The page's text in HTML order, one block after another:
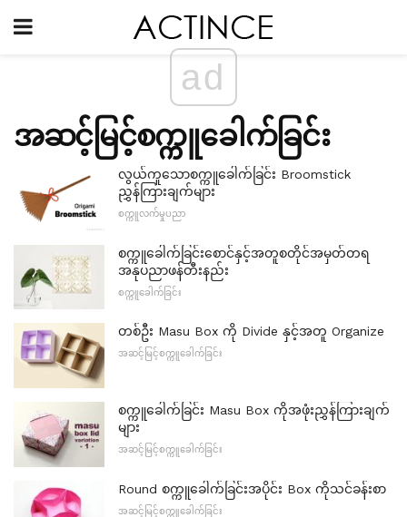
ad
အဆင့်မြင့်စက္ကူခေါက်ခြင်း
လွယ်ကူသောစက္ကူခေါက်ခြင်း Broomstick
ညွှန်ကြားချက်များ
စက္ကူလက်မှုပညာ
စက္ကူခေါက်ခြင်းစောင်နှင့်အတူစတိုင်အမှတ်တရ
အနုပညာဖန်တီးနည်း
စက္ကူခေါက်ခြင်း
တစ်ဦး Masu Box ကို Divide နှင့်အတူ Organize
အဆင့်မြင့်စက္ကူခေါက်ခြင်း
စက္ကူခေါက်ခြင်း Masu Box ကိုအဖုံးညွှန်ကြားချက်
များ
အဆင့်မြင့်စက္ကူခေါက်ခြင်း
Round စက္ကူခေါက်ခြင်းအပိုင်း Box ကိုသင်ခန်းစာ
အဆင့်မြင့်စက္ကူခေါက်ခြင်း